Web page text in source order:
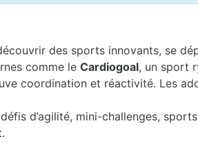
des sports innovants, se
comme leCardiogoal, un sport
coordination et réactivité. Les
d’agilité, mini-challenges,